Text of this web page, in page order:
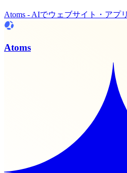
Atoms - AIでウェブサイト・アプ
Atoms